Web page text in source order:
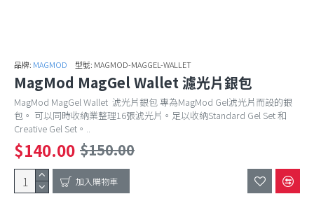
品牌: MAGMOD 型號: MAGMOD-MAGGEL-WALLET
MagMod MagGel Wallet 濾光片銀包
MagMod MagGel Wallet 淲光片銀包 專為MagMod Gel淲光片而設的銀
包。 可以同時收納業整理16張淲光片。足以收納Standard Gel Set 和
Creative Gel Set。..
$140.00 $150.00
加入購物車